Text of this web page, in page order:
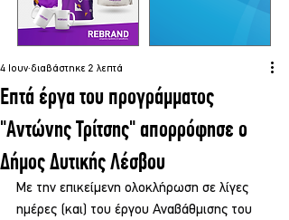
Επτά έργα του προγράμματος
"Αντώνης Τρίτσης" απορρόφησε ο
Δήμος Δυτικής Λέσβου
4 Ιουν διαβάστηκε 2 λεπτά
Με την επικείμενη ολοκλήρωση σε λίγες
ημέρες (και) του έργου Αναβάθμισης του